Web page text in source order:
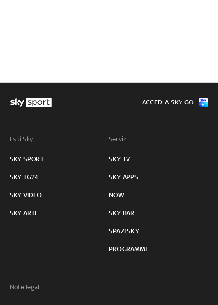
I siti Sky:
SKY SPORT
SKY TG24
SKY VIDEO
SKY ARTE
Servizi:
SKY TV
SKY APPS
NOW
SKY BAR
SPAZI SKY
PROGRAMMI
Note legali:
ACCEDI A SKY GO